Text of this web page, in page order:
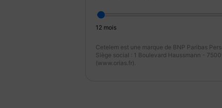
12 mois
Cetelem est une marque de BNP Paribas
Siège social : 1 Boulevard Haussmann -
(www.orias.fr).